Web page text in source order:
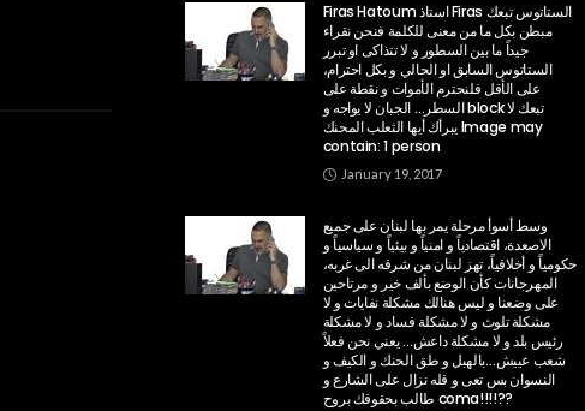
Firas Hatoum استاذ Firas الستاتوس تبعك
مبطن بكل ما من معنى للكلمة فنحن نقراء
جيداً ما بين السطور و لا تتذاكى او تبرر
الستاتوس السابق او الحالي و بكل احترام،
على الأقل فلنحترم الأموات و نقطة على
السطر… الجبان لا يواجه و block تبعك لا
يبرأك أيها الثعلب المحنك Image may
contain: 1 person
January 19, 2017
وسط أسوأ مرحلة يمر بها لبنان على جميع
الاصعدة، اقتصادياً و امنياً و بيئياً و سياسياً و
حكومياً و أخلاقياً، تهز لبنان من شرقه الى غربه،
المهرجانات كأن الوضع بألف خير و مرتاحين
على وضعنا و ليس هنالك مشكلة نفايات و لا
مشكلة تلوث و لا مشكلة فساد و لا مشكلة
رئيس بلد و لا مشكلة داعش… يعني نحن فعلاً
شعب عييش…بالهبل و طق الحنك و الكيف و
النسوان بس تعى و قله نزال على الشارع و
طالب بحقوقك بروح coma!!!!??